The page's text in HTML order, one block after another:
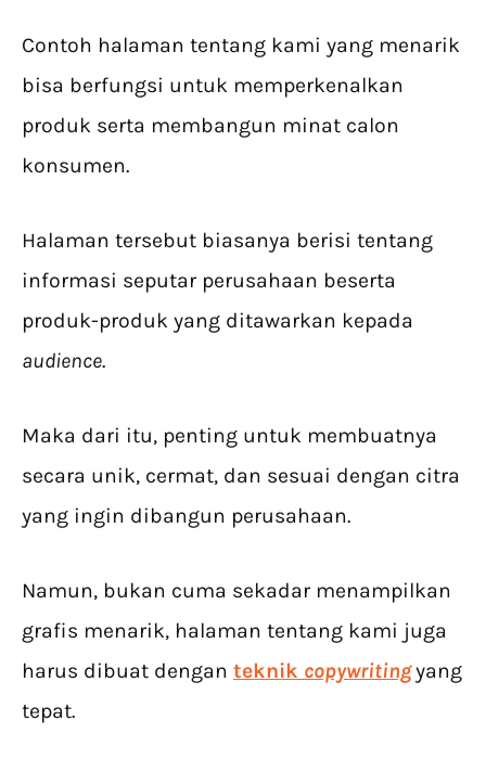
Contoh halaman tentang kami yang menarik
bisa berfungsi untuk memperkenalkan
produk serta membangun minat calon
konsumen.
Halaman tersebut biasanya berisi tentang
informasi seputar perusahaan beserta
produk-produk yang ditawarkan kepada
audience.
Maka dari itu, penting untuk membuatnya
secara unik, cermat, dan sesuai dengan citra
yang ingin dibangun perusahaan.
Namun, bukan cuma sekadar menampilkan
grafis menarik, halaman tentang kami juga
harus dibuat dengan teknik copywritingyang
tepat.